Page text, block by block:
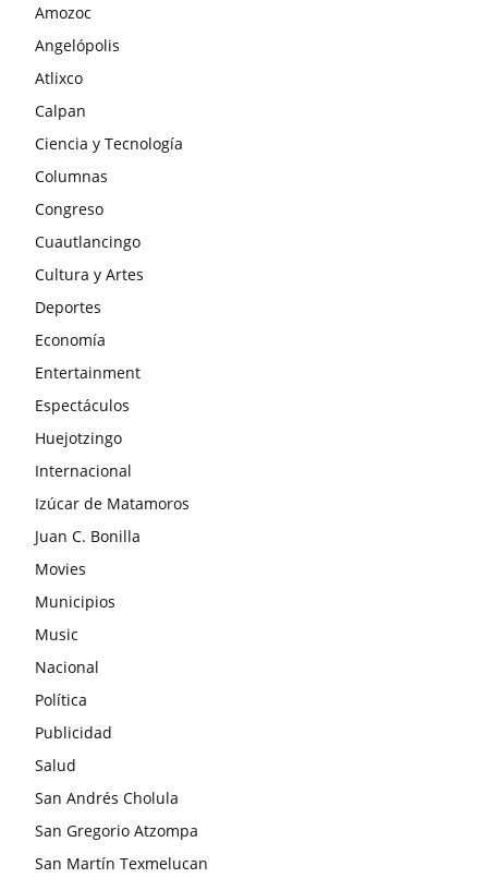
Amozoc
Angelópolis
Atlixco
Calpan
Ciencia y Tecnología
Columnas
Congreso
Cuautlancingo
Cultura y Artes
Deportes
Economía
Entertainment
Espectáculos
Huejotzingo
Internacional
Izúcar de Matamoros
Juan C. Bonilla
Movies
Municipios
Music
Nacional
Política
Publicidad
Salud
San Andrés Cholula
San Gregorio Atzompa
San Martín Texmelucan